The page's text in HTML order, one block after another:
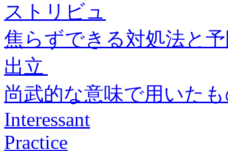
ストリビュ
焦らずできる対処法と
出立
尚武的な意味で用いた
Interessant
Practice